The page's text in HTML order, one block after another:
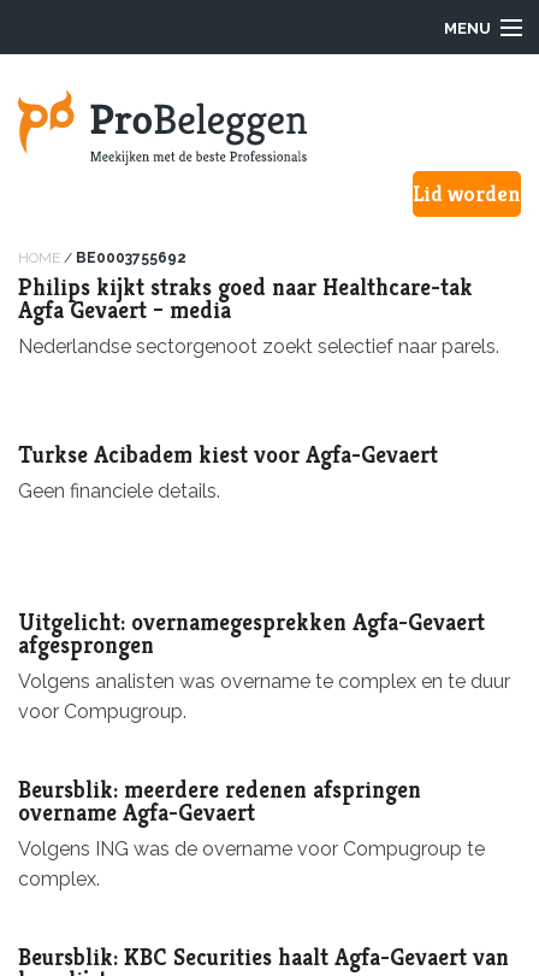
MENU
Hoe werkt het?
Onze Pro’s
F.A.Q.
Lid worden
HOME / BE0003755692
Philips kijkt straks goed naar Healthcare-tak
Agfa Gevaert – media
Nederlandse sectorgenoot zoekt selectief naar parels.
Turkse Acibadem kiest voor Agfa-Gevaert
Geen financiele details.
Uitgelicht: overnamegesprekken Agfa-Gevaert
afgesprongen
Volgens analisten was overname te complex en te duur
voor Compugroup.
Beursblik: meerdere redenen afspringen
overname Agfa-Gevaert
Volgens ING was de overname voor Compugroup te
complex.
Beursblik: KBC Securities haalt Agfa-Gevaert van